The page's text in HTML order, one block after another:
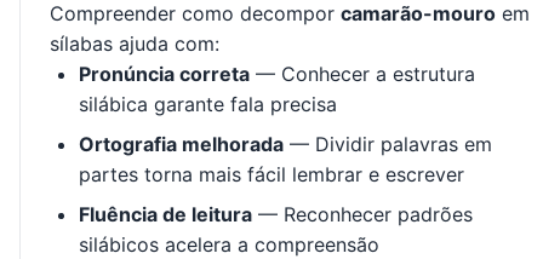
Compreender como decompor camarão-mouro em
sílabas ajuda com:
Pronúncia correta — Conhecer a estrutura
silábica garante fala precisa
Ortografia melhorada — Dividir palavras em
partes torna mais fácil lembrar e escrever
Fluência de leitura — Reconhecer padrões
silábicos acelera a compreensão